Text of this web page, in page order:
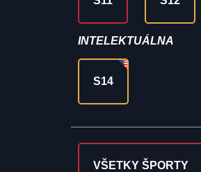
INTELEKTUÁLNA
S14
VŠETKY ŠPORTY